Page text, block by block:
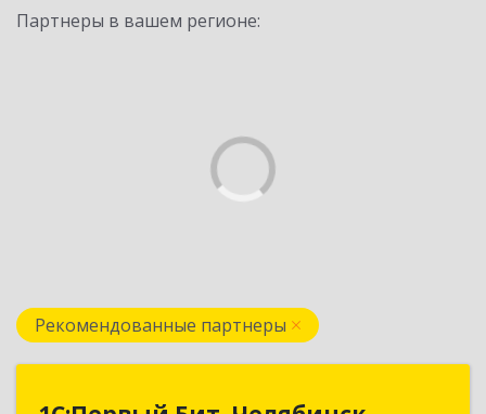
Партнеры в вашем регионе:
Рекомендованные партнеры
1С:Первый Бит, Челябинск